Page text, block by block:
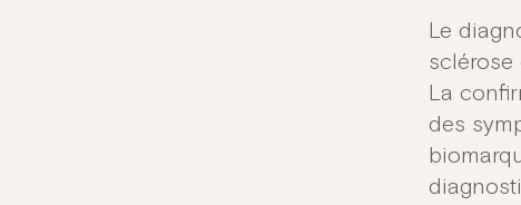
Le
sclérose
La
des